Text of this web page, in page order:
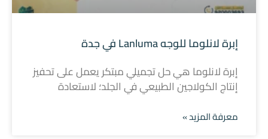
إبرة لانلوما للوجه Lanluma في جدة
إبرة لانلوما هي حل تجميلي مبتكر يعمل على تحفيز
إنتاج الكولاجين الطبيعي في الجلد؛ لاستعادة
معرفة المزيد »